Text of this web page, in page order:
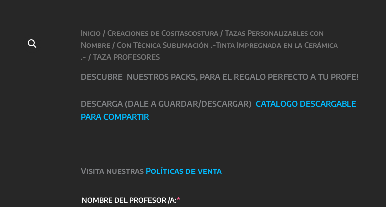
Inicio /Creaciones de Cositascostura /Tazas Personalizables con
Nombre /Con Técnica Sublimación .-Tinta Impregnada en la Cerámica
.- / TAZA PROFESORES
DESCUBRE NUESTROS PACKS, PARA EL REGALO PERFECTO A TU PROFE!
DESCARGA (DALE A GUARDAR/DESCARGAR)CATALOGO DESCARGABLE
PARA COMPARTIR
Visita nuestras Políticas de venta
NOMBRE DEL PROFESOR /A:*(required)